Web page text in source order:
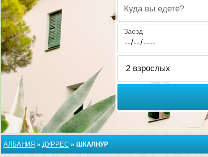
Куда вы едете?
Заезд
АЛБАНИЯ » ДУРРЕС » ШКАЛНУР